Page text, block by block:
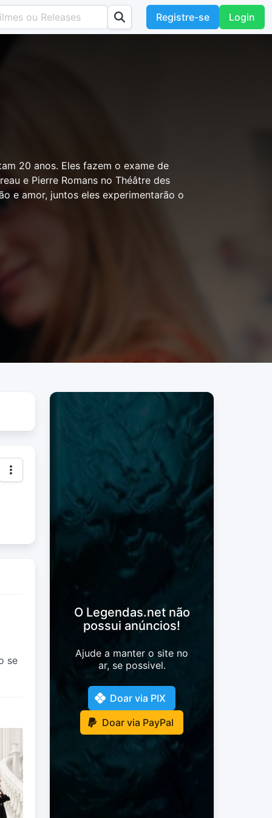
Registre-se Login
20 anos. Eles fazem o exame de
e Pierre Romans no Théâtre des
e amor, juntos eles experimentarão o
se
O Legendas.net não
possui anúncios!
Ajude a manter o site no
ar, se possivel.
Doar via PIX
Doar via PayPal